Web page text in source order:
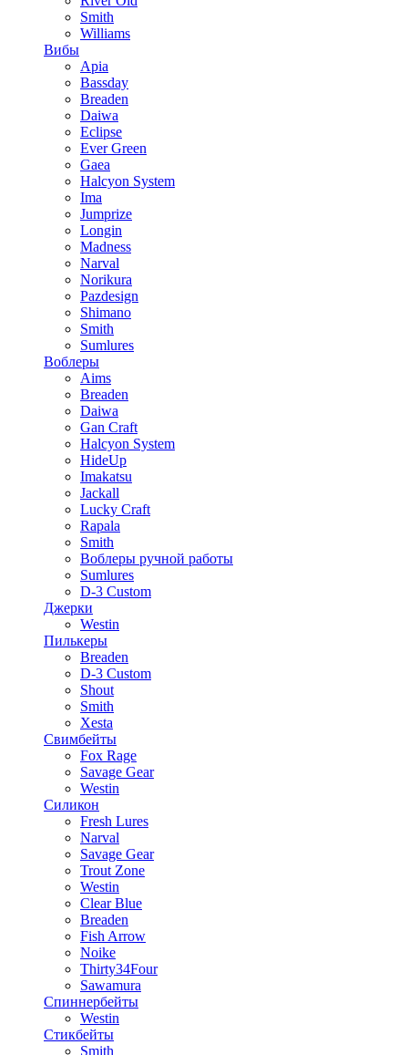
Smith
Williams
Вибы
Apia
Bassday
Breaden
Daiwa
Eclipse
Ever Green
Gaea
Halcyon System
Ima
Jumprize
Longin
Madness
Narval
Norikura
Pazdesign
Shimano
Smith
Sumlures
Воблеры
Aims
Breaden
Daiwa
Gan Craft
Halcyon System
HideUp
Imakatsu
Jackall
Lucky Craft
Rapala
Smith
Воблеры ручной работы
Sumlures
D-3 Custom
Джерки
Westin
Пилькеры
Breaden
D-3 Custom
Shout
Smith
Xesta
Свимбейты
Fox Rage
Savage Gear
Westin
Силикон
Fresh Lures
Narval
Savage Gear
Trout Zone
Westin
Clear Blue
Breaden
Fish Arrow
Noike
Thirty34Four
Sawamura
Спиннербейты
Westin
Стикбейты
Smith